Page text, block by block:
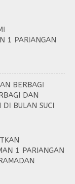
1 PARIANGAN
BERBAGI
DAN
DI BULAN SUCI
1 PARIANGAN